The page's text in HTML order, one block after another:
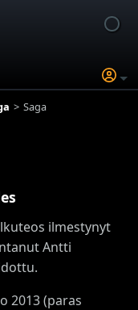
Saga
ilmestynyt
Antti
2013 (paras